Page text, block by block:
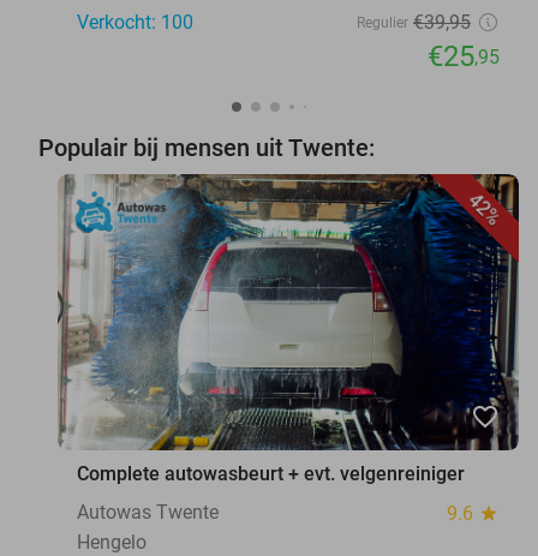
Verkocht: 100 Regulier €39,95
€25,95
Populair bij mensen uit Twente:
42%
favorite_border
Complete autowasbeurt + evt. velgenreiniger
Autowas Twente
9.6 star
Hengelo